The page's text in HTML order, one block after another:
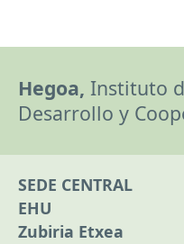
Hegoa, Instituto
Desarrollo y
SEDE CENTRAL
EHU
Zubiria Etxea